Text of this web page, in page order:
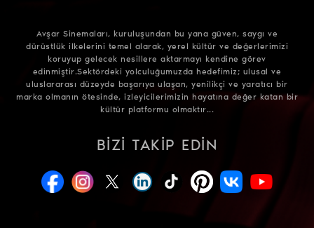
Avşar Sinemaları, kuruluşundan bu yana güven, saygı ve
dürüstlük ilkelerini temel alarak, yerel kültür ve değerlerimizi
koruyup gelecek nesillere aktarmayı kendine görev
edinmiştir.Sektördeki yolculuğumuzda hedefimiz; ulusal ve
uluslararası düzeyde başarıya ulaşan, yenilikçi ve yaratıcı bir
marka olmanın ötesinde, izleyicilerimizin hayatına değer katan bir
kültür platformu olmaktır...
BIZI TAKIP EDIN